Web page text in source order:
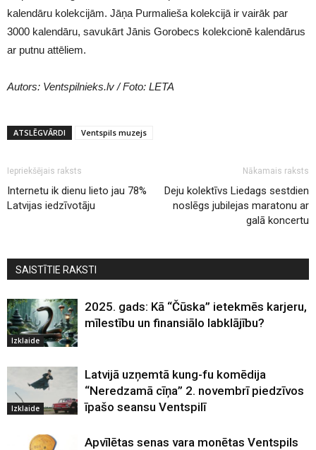
kalendāru kolekcijām. Jāņa Purmalieša kolekcijā ir vairāk par
3000 kalendāru, savukārt Jānis Gorobecs kolekcionē kalendārus
ar putnu attēliem.
Autors: Ventspilnieks.lv / Foto: LETA
ATSLĒGVĀRDI Ventspils muzejs
Iepriekšējais raksts
Internetu ik dienu lieto jau 78%
Latvijas iedzīvotāju
Nākamais raksts
Deju kolektīvs Liedags sestdien
noslēgs jubilejas maratonu ar
galā koncertu
SAISTĪTIE RAKSTI
Izklaide
2025. gads: Kā “Čūska” ietekmēs karjeru,
mīlestību un finansiālo labklājību?
Izklaide
Latvijā uzņemtā kung-fu komēdija
“Neredzamā cīņa” 2. novembrī piedzīvos
īpašo seansu Ventspilī
Apvīlētas senas vara monētas Ventspils